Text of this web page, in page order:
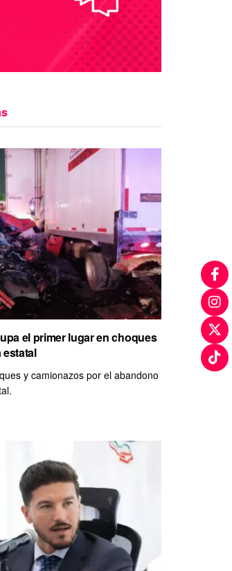
el primer lugar en choques
y camionazos por el abandono